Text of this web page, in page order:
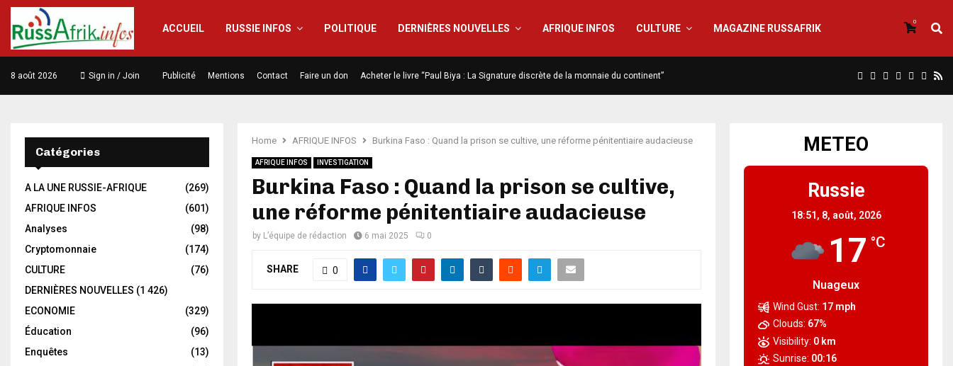
ACCUEIL RUSSIE INFOS POLITIQUE DERNIÈRES NOUVELLES AFRIQUE INFOS CULTURE MAGAZINE RUSSAFRIK
0
8 août 2026 Sign in / Join Publicité Mentions Contact Faire un don Acheter le livre “Paul Biya : La Signature discrète de la monnaie du continent”
Home AFRIQUE INFOS Burkina Faso : Quand la prison se cultive, une réforme pénitentiaire audacieuse
AFRIQUE INFOS INVESTIGATION
Burkina Faso : Quand la prison se cultive,
une réforme pénitentiaire audacieuse
by L’équipe de rédaction 6 mai 2025 0
SHARE 0
Catégories
A LA UNE RUSSIE-AFRIQUE
(269)
AFRIQUE INFOS
(601)
Analyses
(98)
Cryptomonnaie
(174)
CULTURE
(76)
DERNIÈRES NOUVELLES (1 426)
ECONOMIE
(329)
Éducation
(96)
Enquêtes
(13)
METEO
Russie
18:51, 8, août, 2026
17 °C
Nuageux
Wind Gust: 17 mph
Clouds: 67%
Visibility: 0 km
Sunrise: 00:16